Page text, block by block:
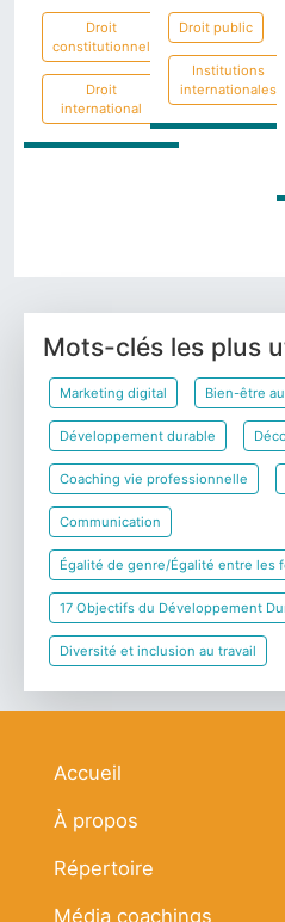
Droit
constitutionnel
Droit
international
Droit public
Institutions
internationales
Droit public
Droit
Droit
financier et
Mots-clés les plus
Marketing digital Bien-être
Développement durable
Coaching vie professionnelle
Communication
Égalité de genre/Égalité entre les
17 Objectifs du Développement
Diversité et inclusion au travail
Navigation principale
Accueil
À propos
Répertoire
Média coachings